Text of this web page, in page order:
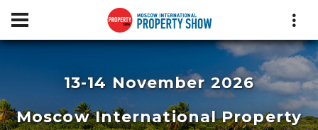
13-14 November 2026
Moscow International Property